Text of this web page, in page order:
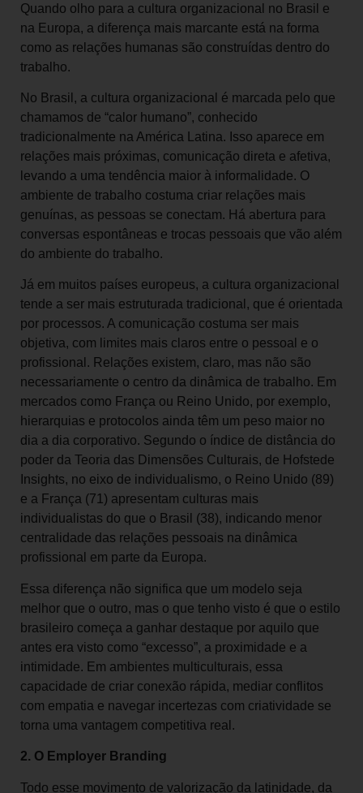
Quando olho para a cultura organizacional no Brasil e
na Europa, a diferença mais marcante está na forma
como as relações humanas são construídas dentro do
trabalho.
No Brasil, a cultura organizacional é marcada pelo que
chamamos de “calor humano”, conhecido
tradicionalmente na América Latina. Isso aparece em
relações mais próximas, comunicação direta e afetiva,
levando a uma tendência maior à informalidade. O
ambiente de trabalho costuma criar relações mais
genuínas, as pessoas se conectam. Há abertura para
conversas espontâneas e trocas pessoais que vão além
do ambiente do trabalho.
Já em muitos países europeus, a cultura organizacional
tende a ser mais estruturada tradicional, que é orientada
por processos. A comunicação costuma ser mais
objetiva, com limites mais claros entre o pessoal e o
profissional. Relações existem, claro, mas não são
necessariamente o centro da dinâmica de trabalho. Em
mercados como França ou Reino Unido, por exemplo,
hierarquias e protocolos ainda têm um peso maior no
dia a dia corporativo. Segundo o índice de distância do
poder da Teoria das Dimensões Culturais, de Hofstede
Insights, no eixo de individualismo, o Reino Unido (89)
e a França (71) apresentam culturas mais
individualistas do que o Brasil (38), indicando menor
centralidade das relações pessoais na dinâmica
profissional em parte da Europa.
Essa diferença não significa que um modelo seja
melhor que o outro, mas o que tenho visto é que o estilo
brasileiro começa a ganhar destaque por aquilo que
antes era visto como “excesso”, a proximidade e a
intimidade. Em ambientes multiculturais, essa
capacidade de criar conexão rápida, mediar conflitos
com empatia e navegar incertezas com criatividade se
torna uma vantagem competitiva real.
2. O Employer Branding
Todo esse movimento de valorização da latinidade, da